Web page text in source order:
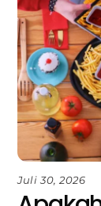
Juli 30, 2026